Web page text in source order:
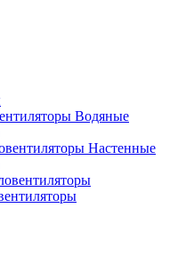
Водяные
Настенные